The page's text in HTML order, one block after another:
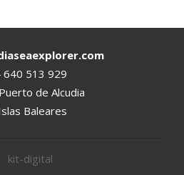
640 513 929
de Alcudia
Baleares